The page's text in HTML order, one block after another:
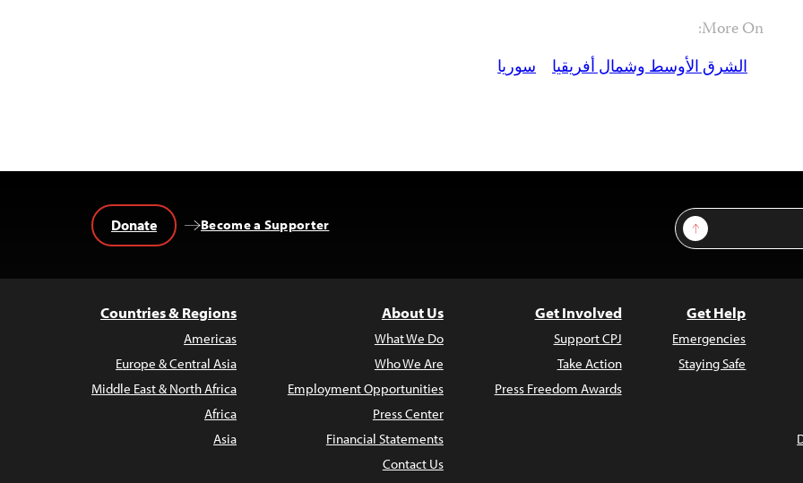
More On:
الشرق الأوسط وشمال أفريقيا
سوريا
Sign Up
Become a Supporter
Donate
Get Help
Emergencies
Staying Safe
Get Involved
Support CPJ
Take Action
Press Freedom Awards
About Us
What We Do
Who We Are
Employment Opportunities
Press Center
Financial Statements
Contact Us
Countries & Regions
Americas
Europe & Central Asia
Middle East & North Africa
Africa
Asia